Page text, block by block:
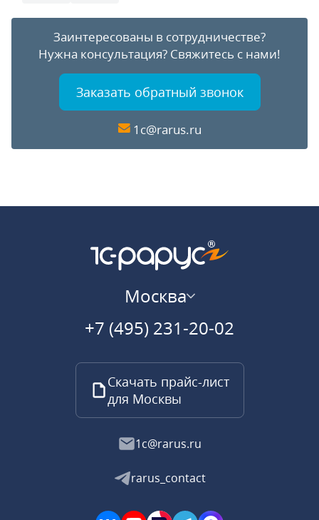
Заинтересованы в сотрудничестве?
Нужна консультация? Свяжитесь с нами!
Заказать обратный звонок
1c@rarus.ru
Москва
+7 (495) 231-20-02
Скачать прайс-лист
для Москвы
1c@rarus.ru
rarus_contact